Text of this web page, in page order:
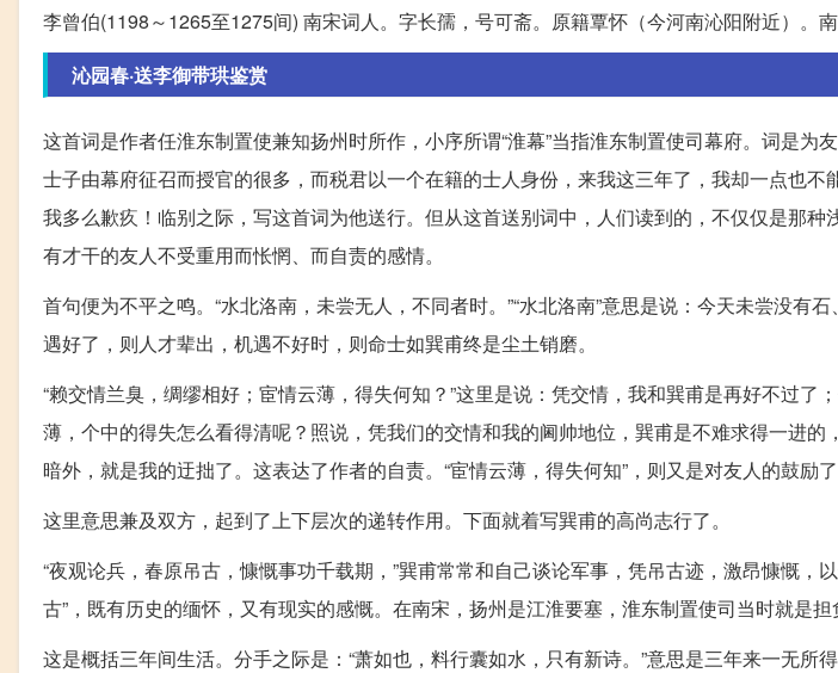
李曾伯(1198～1265至1275间) 南宋词人。字长孺，号可斋。原籍覃怀（今河南沁阳附近）。
沁园春·送李御带珙鉴赏
这首词是作者任淮东制置使兼知扬州时所作，小序所谓“淮幕”当指淮东制置使司幕府。词是为
士子由幕府征召而授官的很多，而税君以一个在籍的士人身份，来我这三年了，我却一点也
我多么歉疚！临别之际，写这首词为他送行。但从这首送别词中，人们读到的，不仅仅是那
有才干的友人不受重用而怅惘、而自责的感情。
首句便为不平之鸣。“水北洛南，未尝无人，不同者时。”“水北洛南”意思是说：今天未尝没有
遇好了，则人才辈出，机遇不好时，则命士如巽甫终是尘土销磨。
“赖交情兰臭，绸缪相好；宦情云薄，得失何知？”这里是说：凭交情，我和巽甫是再好不过了
薄，个中的得失怎么看得清呢？照说，凭我们的交情和我的阃帅地位，巽甫是不难求得一进
暗外，就是我的迂拙了。这表达了作者的自责。“宦情云薄，得失何知”，则又是对友人的鼓励了
这里意思兼及双方，起到了上下层次的递转作用。下面就着写巽甫的高尚志行了。
“夜观论兵，春原吊古，慷慨事功千载期，”巽甫常常和自己谈论军事，凭吊古迹，激昂慷慨，
古”，既有历史的缅怀，又有现实的感慨。在南宋，扬州是江淮要塞，淮东制置使司当时就是担
这是概括三年间生活。分手之际是：“萧如也，料行囊如水，只有新诗。”意思是三年来一无所